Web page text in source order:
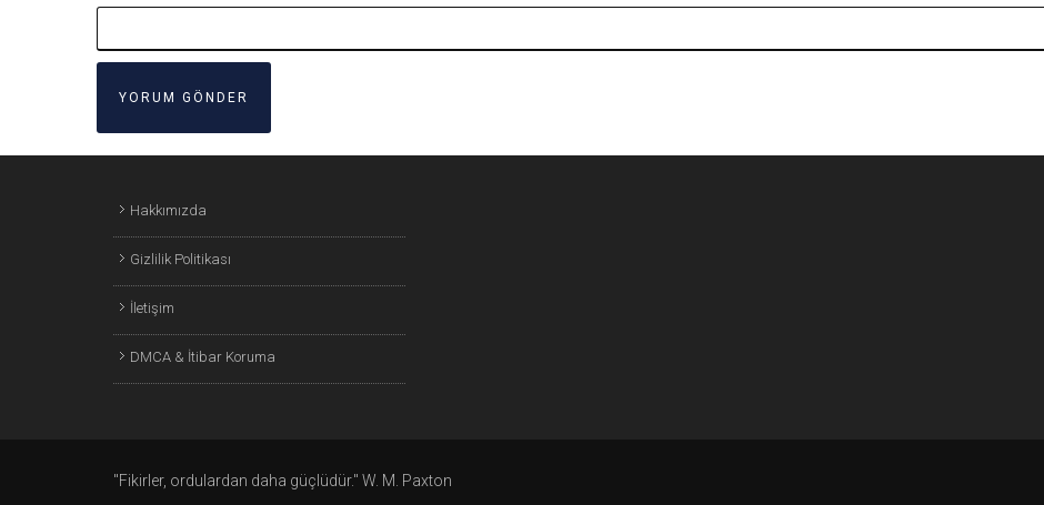
Hakkımızda
Gizlilik Politikası
İletişim
DMCA & İtibar Koruma
"Fikirler, ordulardan daha güçlüdür." W. M. Paxton